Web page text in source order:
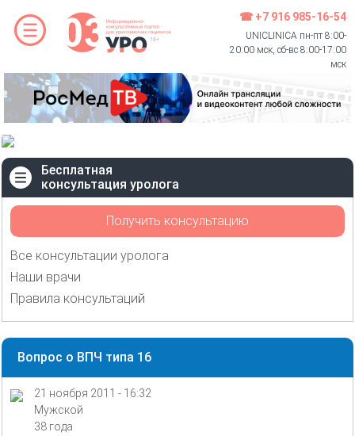
☎ +7 916 985-16-54
UNICLINICA пн-пт 8:00-
20:00 мск, сб-вс 8:00-17:00
мск
Бесплатная
консультация уролога
Получить консультацию
Все консультации уролога
Наши врачи
Правила консультаций
Вопрос о ВПЧ типа 16
21 ноября 2011 - 16:32
Мужской
38 года